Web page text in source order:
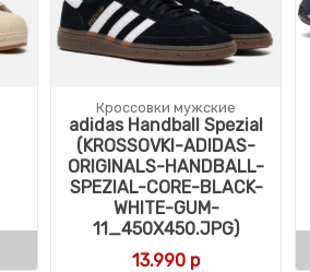
Кроссовки мужские
adidas Handball Spezial
(KROSSOVKI-ADIDAS-
ORIGINALS-HANDBALL-
SPEZIAL-CORE-BLACK-
WHITE-GUM-
11_450X450.JPG)
13.990 р